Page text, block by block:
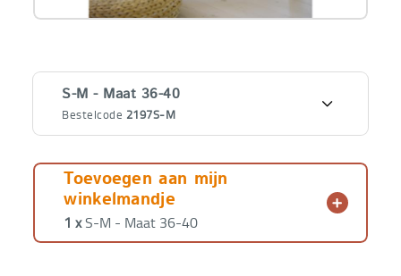
Varianten
S-M - Maat 36-40
Bestelcode 2197S-M
Bestelcode2197S-M
L - XL - Maat 41-45
Bestelcode2197L - XL
42,95
€ 42,95
Toevoegen aan mijn
winkelmandje
1 xS-M - Maat 36-40